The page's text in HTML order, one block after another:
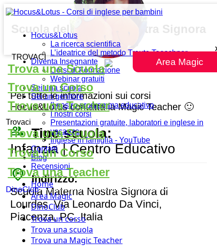
Hocus&Lotus
La ricerca scientifica
L’ideatrice del metodo Traute Taeschner
Diventa Insegnante
Corsi di Formazione
Webinar gratuiti
Sei una scuola
Sei un genitore
Il nostro programma educativo
I nostri corsi
Presentazioni gratuite, laboratori e inglese in
vacanza
Inglese in famiglia - YouTube
Contatti
Blog
Recensioni
Home
Area Magic
DinoClub
Trova un corso
Trova una scuola
Trova una Magic Teacher
Area Magic
TROVACI
Trova una Scuola
Trova un Corso
Trova una Teacher
Trovaci
Trova una Scuola
Trova un Corso
Trova una Teacher
DinoClub
Scuola dell’Infanzia nostra Signora
di Lourdes
Per tutte le informazioni sui corsi
Hocus&Lotus contatta la Magic Teacher 🙂
people_outline Tipo scuola:
Infanzia | Centro Educativo
place Indirizzo:
Scuola Materna Nostra Signora di
Lourdes, Via Leonardo Da Vinci,
Piacenza, PC, Italia